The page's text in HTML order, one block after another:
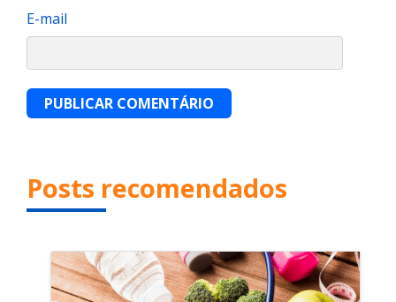
E-mail
PUBLICAR COMENTÁRIO
Posts recomendados